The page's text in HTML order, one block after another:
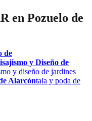
en Pozuelo de
de
y Diseño de
y diseño de jardines
Alarcóntala y poda de